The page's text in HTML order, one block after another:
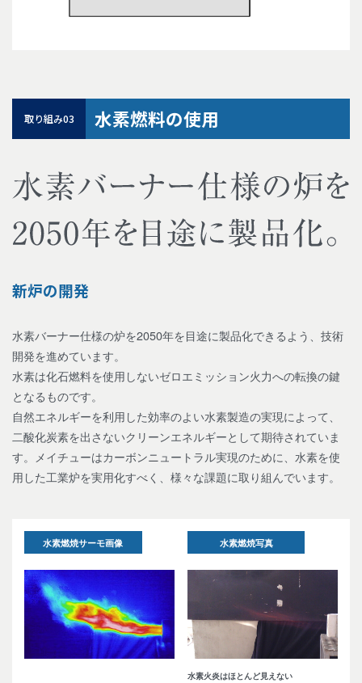
取り組み03 水素燃料の使用
新炉の開発
水素バーナー仕様の炉を2050年を目途に製品化できるよう、技術
開発を進めています。
水素は化石燃料を使用しないゼロエミッション火力への転換の鍵
となるものです。
自然エネルギーを利用した効率のよい水素製造の実現によって、
二酸化炭素を出さないクリーンエネルギーとして期待されていま
す。メイチューはカーボンニュートラル実現のために、水素を使
用した工業炉を実用化すべく、様々な課題に取り組んでいます。
水素燃焼サーモ画像 水素燃焼写真
水素火炎はほとんど見えない